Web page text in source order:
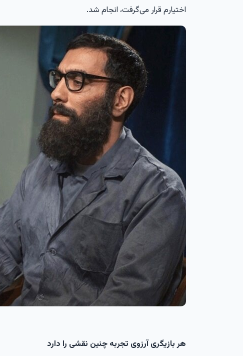
اختیارم قرار می‌گرفت، انجام شد.
هر بازیگری آرزوی تجربه چنین نقشی را دارد